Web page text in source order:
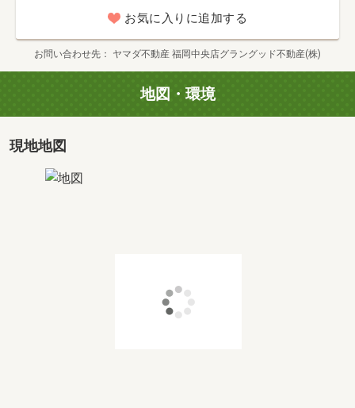
◇マイホーム計画についてご希望条件のヒアリング（20分
◇住宅ローン、資金計画、税金、金利などお金に関するご
なっています！
当日のご内覧もご相談下さい♪
「賃貸」と「購入」でお悩みの方！！
お気に入りに追加する
お問い合わせ先 ヤマダ不動産 福岡中央店グラングッド不動産(株)
地図・環境
現地地図